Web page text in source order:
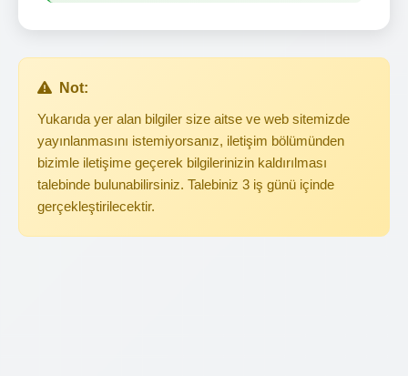
Not:
Yukarıda yer alan bilgiler size aitse ve web sitemizde
yayınlanmasını istemiyorsanız, iletişim bölümünden
bizimle iletişime geçerek bilgilerinizin kaldırılması
talebinde bulunabilirsiniz. Talebiniz 3 iş günü içinde
gerçekleştirilecektir.